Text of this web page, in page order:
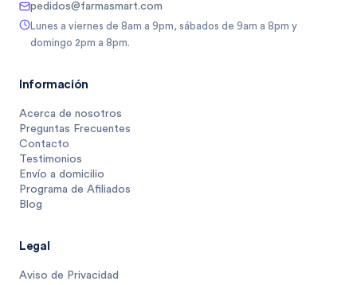
pedidos@farmasmart.com
Lunes a viernes de 8am a 9pm, sábados de 9am a 8pm y
domingo 2pm a 8pm.
Información
Acerca de nosotros
Preguntas Frecuentes
Contacto
Testimonios
Envío a domicilio
Programa de Afiliados
Blog
Legal
Aviso de Privacidad